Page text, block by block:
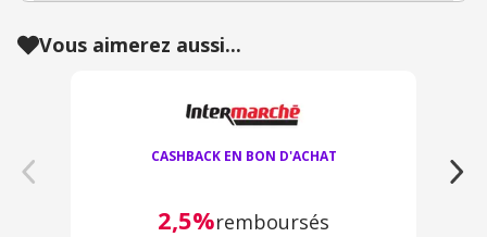
Vous aimerez aussi...
CASHBACK EN BON D'ACHAT
2,5%remboursés